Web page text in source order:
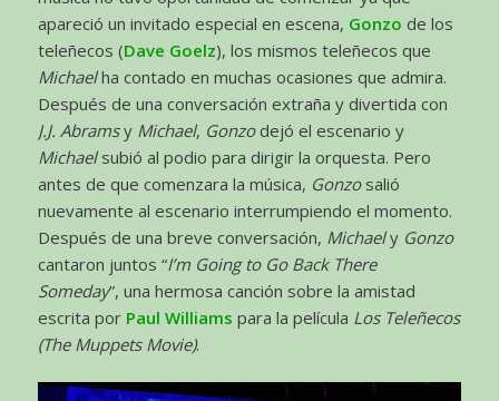
apareció un invitado especial en escena, Gonzo de los
teleñecos (Dave Goelz), los mismos teleñecos que
Michaelha contado en muchas ocasiones que admira.
Después de una conversación extraña y divertida con
J.J. Abramsy Michael, Gonzodejó el escenario y
Michaelsubió al podio para dirigir la orquesta. Pero
antes de que comenzara la música, Gonzosalió
nuevamente al escenario interrumpiendo el momento.
Después de una breve conversación, Michaely Gonzo
cantaron juntos “I’m Going to Go Back There
Someday”, una hermosa canción sobre la amistad
escrita por Paul Williams para la película Los Teleñecos
(The Muppets Movie).